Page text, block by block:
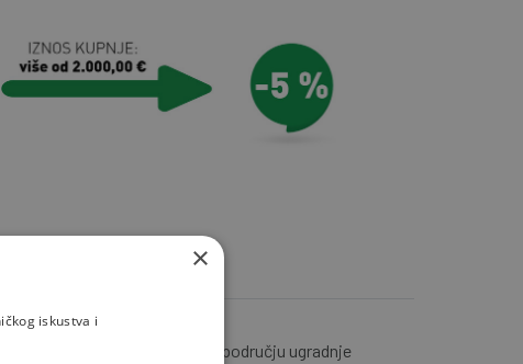
zaštitu krovne strukture na području ugradnje
×
iskustva i